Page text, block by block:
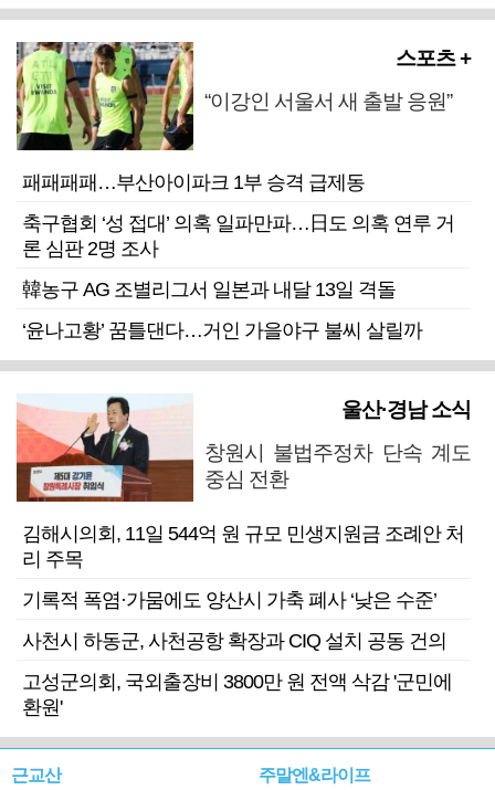
스포츠 +
“이강인 서울서 새 출발 응원”
패패패패…부산아이파크 1부 승격 급제동
축구협회 ‘성 접대’ 의혹 일파만파…日도 의혹 연루 거
론 심판 2명 조사
韓농구 AG 조별리그서 일본과 내달 13일 격돌
‘윤나고황’ 꿈틀댄다…거인 가을야구 불씨 살릴까
울산·경남 소식
창원시 불법주정차 단속 계도
중심 전환
김해시의회, 11일 544억 원 규모 민생지원금 조례안 처
리 주목
기록적 폭염·가뭄에도 양산시 가축 폐사 ‘낮은 수준’
사천시 하동군, 사천공항 확장과 CIQ 설치 공동 건의
고성군의회, 국외출장비 3800만 원 전액 삭감 '군민에
환원'
근교산 주말엔&라이프